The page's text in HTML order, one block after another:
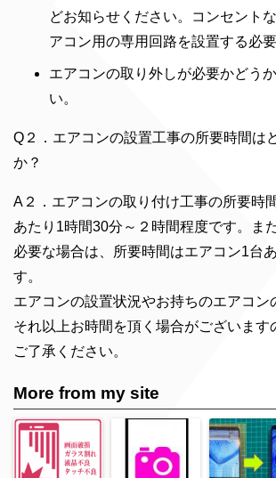
どお知らせください。コンセント
アコン用の専用回路を設置する必
エアコンの取り外しが必要かどう
い。
Q２．エアコンの設置工事の所要時間は
か？
A２．エアコンの取り付け工事の所要時
あたり1時間30分～２時間程度です。ま
必要な場合は、所要時間はエアコン1台
す。
エアコンの設置状況やお持ちのエアコン
それ以上お時間を頂く場合がございます
ご了承ください。
More from my site